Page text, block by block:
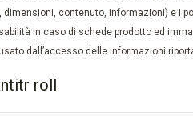
contenuto, informazioni) e i
in caso di schede prodotto ed
dall’accesso delle informazioni
roll